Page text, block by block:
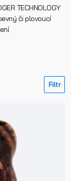
TECHNOLOGY
či plovoucí